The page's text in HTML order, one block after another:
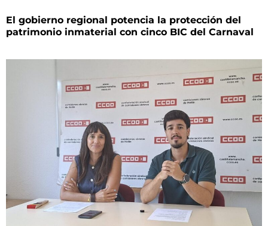
El gobierno regional potencia la protección del
patrimonio inmaterial con cinco BIC del Carnaval